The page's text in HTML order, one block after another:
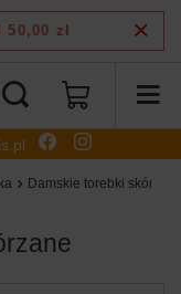
50,00 zł
Damskie torebki